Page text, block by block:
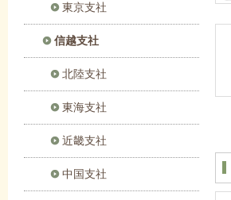
東京支社
信越支社
北陸支社
東海支社
近畿支社
中国支社